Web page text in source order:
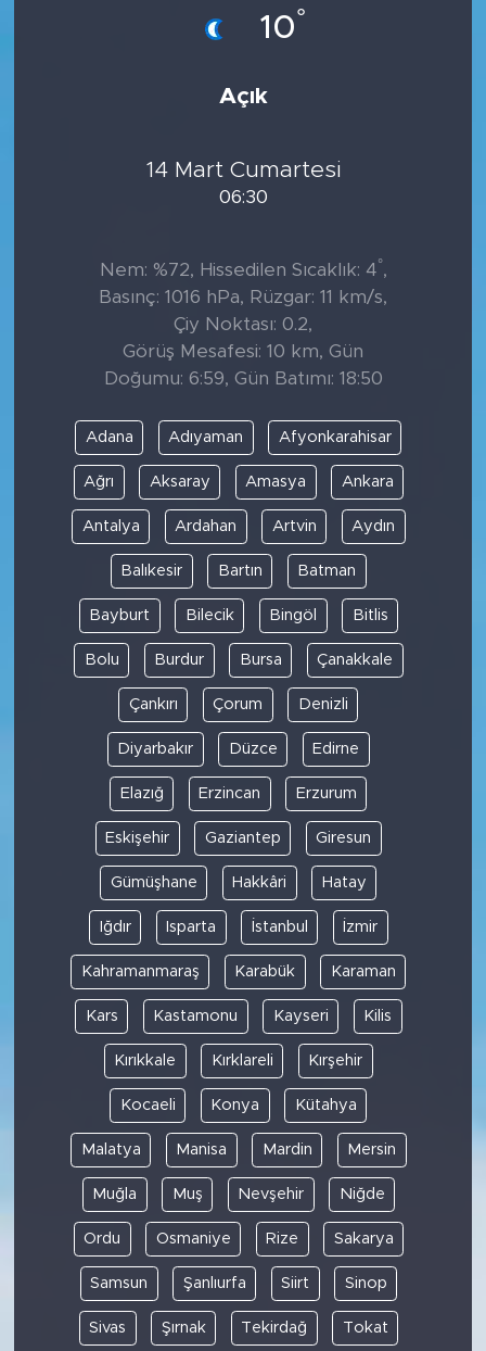
10°
Açık
14 Mart Cumartesi
06:30
Nem: %72, Hissedilen Sıcaklık: 4°,
Basınç: 1016 hPa, Rüzgar: 11 km/s,
Çiy Noktası: 0.2,
Görüş Mesafesi: 10 km, Gün
Doğumu: 6:59, Gün Batımı: 18:50
Adana Adıyaman Afyonkarahisar
Ağrı Aksaray Amasya Ankara
Antalya Ardahan Artvin Aydın
Balıkesir Bartın Batman
Bayburt Bilecik Bingöl Bitlis
Bolu Burdur Bursa Çanakkale
Çankırı Çorum Denizli
Diyarbakır Düzce Edirne
Elazığ Erzincan Erzurum
Eskişehir Gaziantep Giresun
Gümüşhane Hakkâri Hatay
Iğdır Isparta İstanbul İzmir
Kahramanmaraş Karabük Karaman
Kars Kastamonu Kayseri Kilis
Kırıkkale Kırklareli Kırşehir
Kocaeli Konya Kütahya
Malatya Manisa Mardin Mersin
Muğla Muş Nevşehir Niğde
Ordu Osmaniye Rize Sakarya
Samsun Şanlıurfa Siirt Sinop
Sivas Şırnak Tekirdağ Tokat